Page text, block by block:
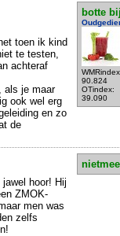
botte
90.824
OTindex:
39.090
toen ik kind
te testen,
achteraf
als je maar
ook wel erg
en zo
de
hoor! Hij
ZMOK-
men was
zelfs